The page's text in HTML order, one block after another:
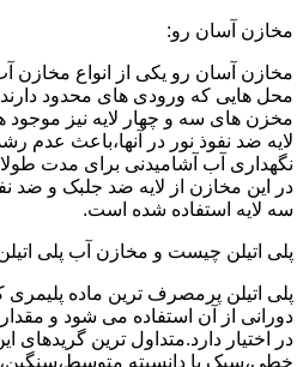
مخازن آسان رو:
مخازن آسان رو یکی از انواع
محل هایی که ورودی های محدود
مخزن های سه و چهار لایه نیز موجود
لایه ضد نفوذ نور در آنها،باعث عدم
نگهداری آب آشامیدنی برای مدت
در این مخازن از لایه ضد جلبک و ضد
سه لایه استفاده شده است.
پلی اتیلن چیست و مخازن آب پلی
پلی اتیلن پرمصرف ترین ماده
در اختیار دارد.متداول ترین گریدهای
خطی،سبک با دانسیته